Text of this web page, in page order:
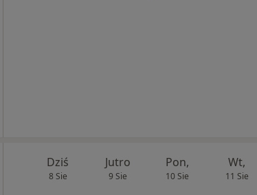
Dziś
8 Sie
Jutro
9 Sie
Pon,
10 Sie
Wt,
11 Sie